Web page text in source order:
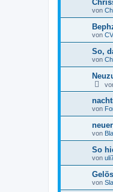
von
von
So,
von
von
von
So
von
von